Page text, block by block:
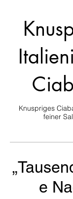
Knuspriges
feiner
e